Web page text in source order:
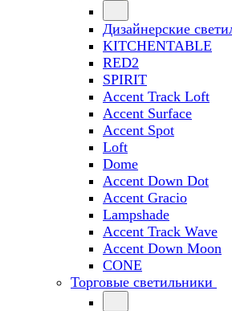
Дизайнерские
KITCHENTABLE
RED2
SPIRIT
Accent Track Loft
Accent Surface
Accent Spot
Loft
Dome
Accent Down Dot
Accent Gracio
Lampshade
Accent Track Wave
Accent Down Moon
CONE
Торговые светильники